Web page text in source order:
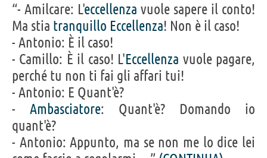
“- Amilcare: L'eccellenza vuole sapere il conto!
Ma stia tranquillo Eccellenza! Non è il caso!
- Antonio: È il caso!
- Camillo: È il caso! L'Eccellenza vuole pagare,
perché tu non ti fai gli affari tui!
- Antonio: E Quant'è?
- Ambasciatore: Quant'è? Domando io
quant'è?
- Antonio: Appunto, ma se non me lo dice lei